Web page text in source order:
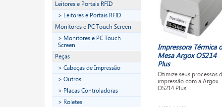
Leitores e Portais RFID
> Leitores e Portais RFID
Monitores e PC Touch Screen
> Monitores e PC Touch
Screen
Peças
> Cabeças de Impressão
> Outros
> Placas Controladoras
> Roletes
Impressora Térmica
Mesa Argox OS214
Plus
Otimize seus processos
impressão com a Argox
OS214 Plus